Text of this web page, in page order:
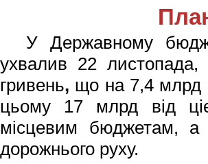
У Державному
ухвалив 22 листопада,
гривень, що на 7,4 млрд
цьому 17 млрд від
місцевим бюджетам, а
дорожнього руху.